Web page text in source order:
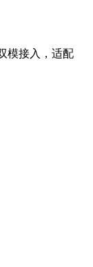
模接入，适配